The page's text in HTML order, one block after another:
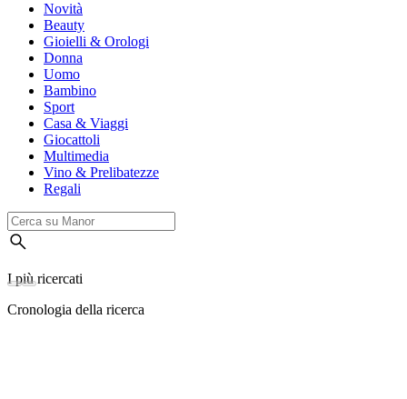
Novità
Beauty
Gioielli & Orologi
Donna
Uomo
Bambino
Sport
Casa & Viaggi
Giocattoli
Multimedia
Vino & Prelibatezze
Regali
I più ricercati
Cronologia della ricerca